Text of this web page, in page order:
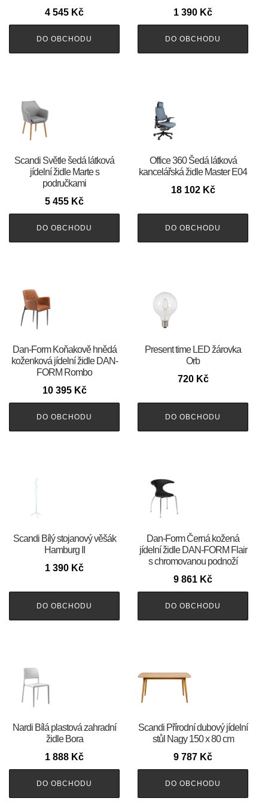
4 545 Kč
DO OBCHODU
1 390 Kč
DO OBCHODU
Scandi Světle šedá látková
jídelní židle Marte s
područkami
5 455 Kč
DO OBCHODU
Office 360 Šedá látková
kancelářská židle Master E04
18 102 Kč
DO OBCHODU
​​​​​Dan-Form Koňakově hnědá
koženková jídelní židle DAN-
FORM Rombo
10 395 Kč
DO OBCHODU
Present time LED žárovka
Orb
720 Kč
DO OBCHODU
Scandi Bílý stojanový věšák
Hamburg II
1 390 Kč
DO OBCHODU
​​​​​Dan-Form Černá kožená
jídelní židle DAN-FORM Flair
s chromovanou podnoží
9 861 Kč
DO OBCHODU
Nardi Bílá plastová zahradní
židle Bora
1 888 Kč
DO OBCHODU
Scandi Přírodní dubový jídelní
stůl Nagy 150 x 80 cm
9 787 Kč
DO OBCHODU